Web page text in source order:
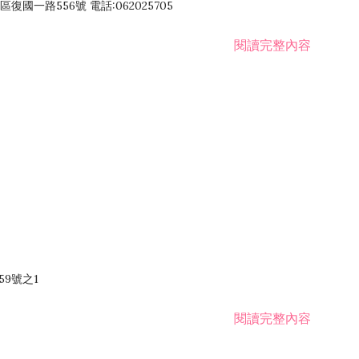
復國一路556號 電話:062025705
閱讀完整內容
號之1
閱讀完整內容